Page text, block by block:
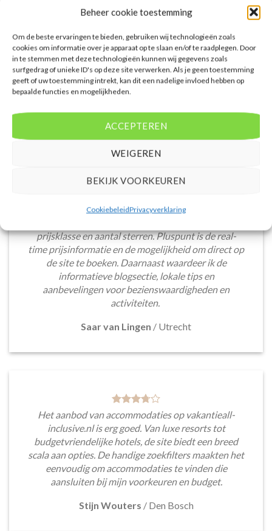
Beheer cookie toestemming
Om de beste ervaringen te bieden, gebruiken wij technologieën zoals
cookies om informatie over je apparaat op te slaan en/of te raadplegen. Door
in te stemmen met deze technologieën kunnen wij gegevens zoals
surfgedrag of unieke ID's op deze site verwerken. Als je geen toestemming
geeft of uw toestemming intrekt, kan dit een nadelige invloed hebben op
bepaalde functies en mogelijkheden.
ACCEPTEREN
WEIGEREN
BEKIJK VOORKEUREN
CookiebeleidPrivacyverklaring
Marmaras. U boekt deze reis
Nu vanaf EUR 623.00 per persoon.
PRIJZEN EN BOEKEN
accommodatie in Nea Potidea. U
boekt deze reis direct bij onze
602.00 per persoon.
PRIJZEN EN BOEKEN
WAT ZE OVER ONS ZEGGEN
De website heeft een handige zoekfunctie voor
prijsklasse en aantal sterren. Pluspunt is de real-
time prijsinformatie en de mogelijkheid om direct op
de site te boeken. Daarnaast waardeer ik de
informatieve blogsectie, lokale tips en
aanbevelingen voor bezienswaardigheden en
activiteiten.
Saar van Lingen / Utrecht
Het aanbod van accommodaties op vakantieall-
inclusive.nl is erg goed. Van luxe resorts tot
budgetvriendelijke hotels, de site biedt een breed
scala aan opties. De handige zoekfilters maakten het
eenvoudig om accommodaties te vinden die
aansluiten bij mijn voorkeuren en budget.
Stijn Wouters / Den Bosch